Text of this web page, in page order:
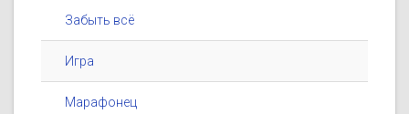
Забыть всё
Игра
Марафонец